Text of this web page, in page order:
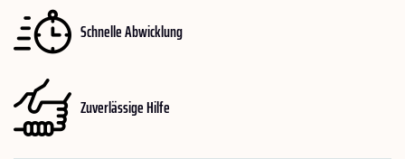
Schnelle Abwicklung
Zuverlässige Hilfe